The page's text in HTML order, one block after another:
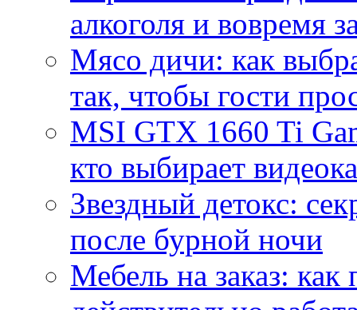
алкоголя и вовремя
Мясо дичи: как
так, чтобы гости
MSI GTX 1660 Ti
кто выбирает
Звездный детокс:
после бурной ночи
Мебель на заказ: